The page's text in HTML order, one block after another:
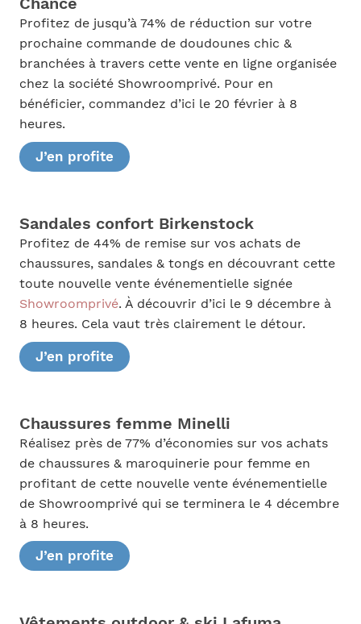
Profitez de jusqu’à 74% de réduction sur votre
prochaine commande de doudounes chic &
branchées à travers cette vente en ligne organisée
chez la société Showroomprivé. Pour en
bénéficier, commandez d’ici le 20 février à 8
heures.
J’en profite
Sandales confort Birkenstock
Profitez de 44% de remise sur vos achats de
chaussures, sandales & tongs en découvrant cette
toute nouvelle vente événementielle signée
Showroomprivé. À découvrir d’ici le 9 décembre à
8 heures. Cela vaut très clairement le détour.
J’en profite
Chaussures femme Minelli
Réalisez près de 77% d’économies sur vos achats
de chaussures & maroquinerie pour femme en
profitant de cette nouvelle vente événementielle
de Showroomprivé qui se terminera le 4 décembre
à 8 heures.
J’en profite